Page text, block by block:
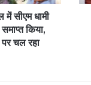
सीएम धामी
किया,
चल रहा